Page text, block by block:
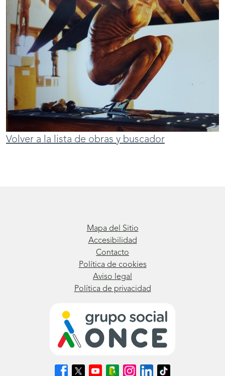
Volver a la lista de obras y buscador
Mapa del Sitio
Accesibilidad
Contacto
Política de cookies
Aviso legal
Política de privacidad
SíguenosSíguenosSíguenosSíguenosSíguenosSíguenosSíguenos